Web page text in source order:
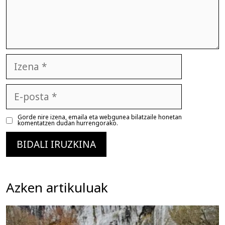
posta
Gorde nire izena, emaila eta webgunea bilatzaile honetan
komentatzen dudan hurrengorako.
Azken artikuluak